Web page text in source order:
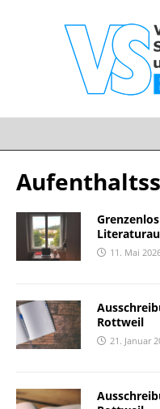
11. Mai
Rottweil
21. Januar